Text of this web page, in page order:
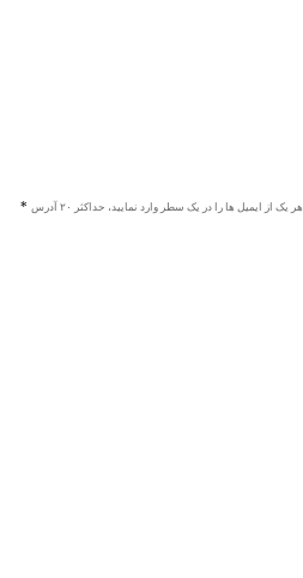
هر یک از ایمیل ها را در یک سطر وارد نمایید، حداکثر ۲۰ آدرس